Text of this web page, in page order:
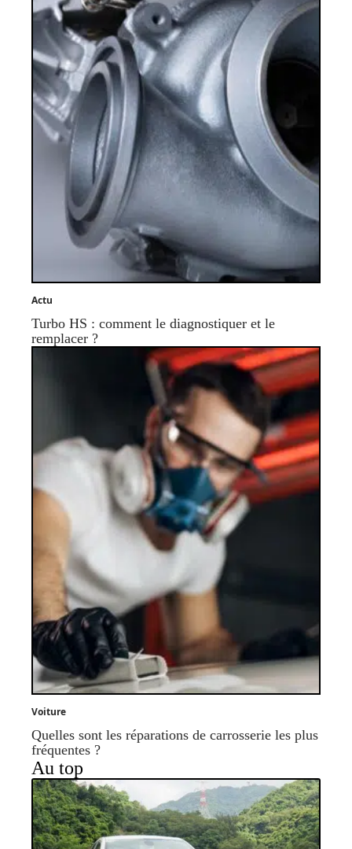
Actu
Turbo HS : comment le diagnostiquer et le
remplacer ?
Voiture
Quelles sont les réparations de carrosserie les plus
fréquentes ?
Au top